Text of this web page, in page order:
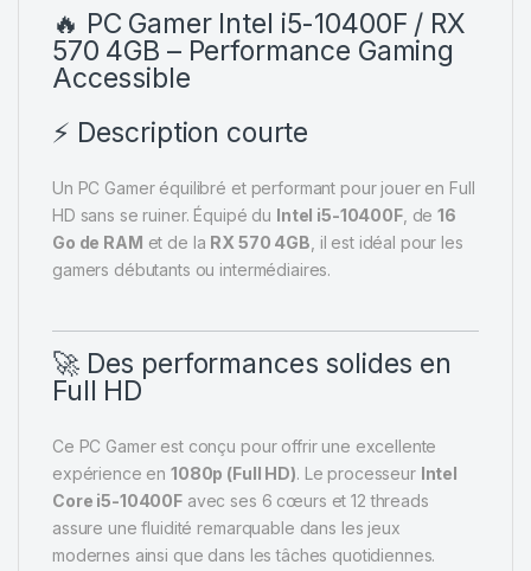
🔥 PC Gamer Intel i5-10400F / RX
570 4GB – Performance Gaming
Accessible
⚡ Description courte
Un PC Gamer équilibré et performant pour jouer en Full
HD sans se ruiner. Équipé du Intel i5-10400F, de16
Go de RAM et de la RX 570 4GB , il est idéal pour les
gamers débutants ou intermédiaires.
🚀 Des performances solides en
Full HD
Ce PC Gamer est conçu pour offrir une excellente
expérience en1080p (Full HD). Le processeur Intel
Core i5-10400F avec ses 6 cœurs et 12 threads
assure une fluidité remarquable dans les jeux
modernes ainsi que dans les tâches quotidiennes.